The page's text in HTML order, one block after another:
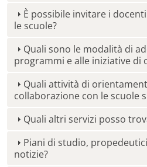
È possibile invitare i
le scuole?
Quali sono le modalità di
programmi e alle iniziative di
Quali attività di
collaborazione con le scuole
Quali altri servizi posso
Piani di studio,
notizie?